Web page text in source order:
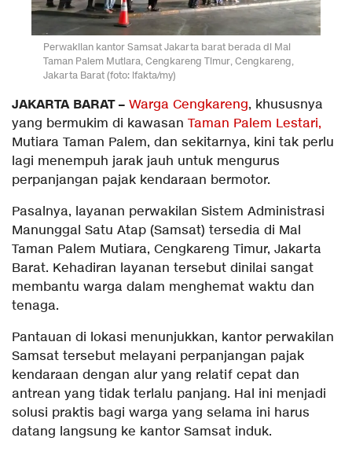
Perwakilan kantor Samsat Jakarta barat berada di Mal
Taman Palem Mutiara, Cengkareng Timur, Cengkareng,
Jakarta Barat (foto: ifakta/my)
JAKARTA BARAT – Warga Cengkareng, khususnya
yang bermukim di kawasan Taman Palem Lestari,
Mutiara Taman Palem, dan sekitarnya, kini tak perlu
lagi menempuh jarak jauh untuk mengurus
perpanjangan pajak kendaraan bermotor.
Pasalnya, layanan perwakilan Sistem Administrasi
Manunggal Satu Atap (Samsat) tersedia di Mal
Taman Palem Mutiara, Cengkareng Timur, Jakarta
Barat. Kehadiran layanan tersebut dinilai sangat
membantu warga dalam menghemat waktu dan
tenaga.
Pantauan di lokasi menunjukkan, kantor perwakilan
Samsat tersebut melayani perpanjangan pajak
kendaraan dengan alur yang relatif cepat dan
antrean yang tidak terlalu panjang. Hal ini menjadi
solusi praktis bagi warga yang selama ini harus
datang langsung ke kantor Samsat induk.